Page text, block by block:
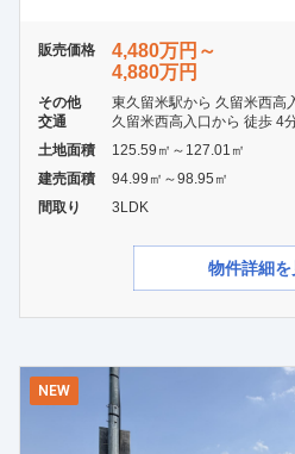
販売価格
4,480万円～
4,880万円
その他
交通
東久留米駅から 久留米西高
久留米西高入口から 徒歩 4
土地面積
125.59㎡～127.01㎡
建売面積
94.99㎡～98.95㎡
間取り
3LDK
物件詳細を
NEW